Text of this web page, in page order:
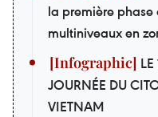
la première phase
multiniveaux en
JOURNÉE DU
VIETNAM